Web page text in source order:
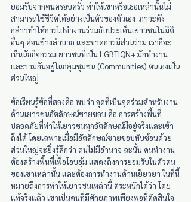
ยอมรับจากคนครอบครัว ทำให้เขาหรือเธอเหล่านั้นไม่
สามารถใช้ชีวิตได้อย่างเป็นตัวของตัวเอง  ภาวะดัง
กล่าวทำให้การไปทำงานร่วมกับประเด็นเยาวชนในมิติ
อื่นๆ ค่อนข้างลำบาก และขาดการมีส่วนร่วม เราก็จะ
เห็นนักกิจกรรมเยาวชนที่เป็น LGBTIQN+ มักทำงาน
และรวมกันอยู่ในกลุ่มชุมชน (Communities) ตนเองเป็น
ส่วนใหญ่
ข้อเรียนรู้ข้อที่สองคือ พบว่า จุดที่เป็นจุดร่วมสำหรับงาน
ด้านเยาวชนอัตลักษณ์ชายขอบ คือ การสร้างพื้นที่
ปลอดภัยที่ทำให้เยาวชนทุกอัตลักษณ์มีอยู่จริงและเข้า
ถึงได้ โดยเฉพาะเมื่อมีอัตลักษณ์ชายขอบทับซ้อนด้วย
ส่วนใหญ่จะยิ่งรู้สึกว่า ตนไม่มีอำนาจ ฉะนั้น คนทำงาน
ต้องสร้างพื้นที่เพื่อโอบอุ้ม แสดงถึงการยอมรับในตัวตน
ของเขาเหล่านั้น และต้องการทำงานด้านเยียวยา ในที่นี้
หมายถึงการทำให้เยาวชนเหล่านี้ ตระหนักได้ว่า โดย
แท้จริงแล้ว เขาเป็นคนที่มีศักยภาพเพียงพอที่ตัดสินใจ